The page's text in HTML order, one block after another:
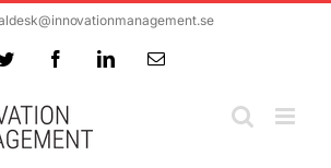
Twitter FacebookLinkedInEmail